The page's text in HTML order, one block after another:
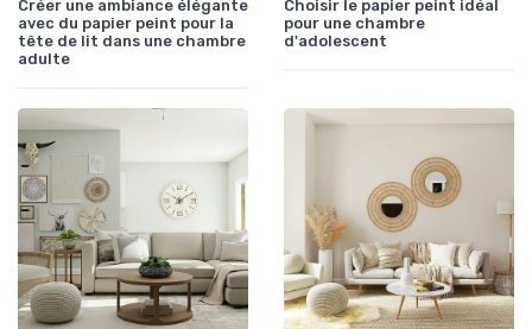
Créer une ambiance élégante
avec du papier peint pour la
tête de lit dans une chambre
adulte
Choisir le papier peint idéal
pour une chambre
d'adolescent